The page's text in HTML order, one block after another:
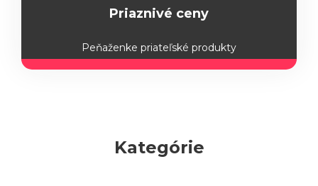
Priaznivé ceny
Peňaženke priateľské produkty
Kategórie